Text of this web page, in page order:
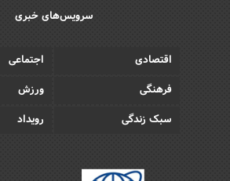
سرویس‌های خبری
اقتصادی
اجتماعی
فرهنگی
ورزش
سبک زندگی
رویداد